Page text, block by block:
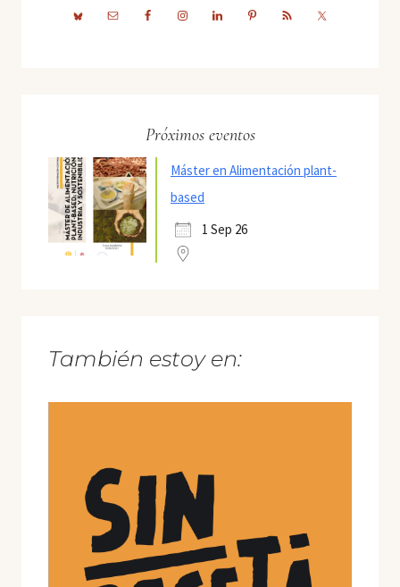
Próximos eventos
Máster en Alimentación plant-
based
1 Sep 26
También estoy en: